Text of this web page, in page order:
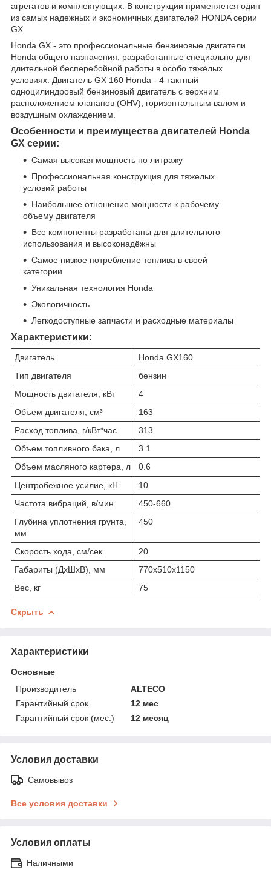
агрегатов и комплектующих. В конструкции применяется один
из самых надежных и экономичных двигателей HONDA серии
GX
Honda GX - это профессиональные бензиновые двигатели
Honda общего назначения, разработанные специально для
длительной бесперебойной работы в особо тяжёлых
условиях. Двигатель GX 160 Honda - 4-тактный
одноцилиндровый бензиновый двигатель с верхним
расположением клапанов (ОНV), горизонтальным валом и
воздушным охлаждением.
Особенности и преимущества двигателей Honda
GX серии:
Самая высокая мощность по литражу
Профессиональная конструкция для тяжелых
условий работы
Наибольшее отношение мощности к рабочему
объему двигателя
Все компоненты разработаны для длительного
использования и высоконадёжны
Самое низкое потребление топлива в своей
категории
Уникальная технология Honda
Экологичность
Легкодоступные запчасти и расходные материалы
Характеристики:
Двигатель
Honda GX160
Тип двигателя
бензин
Мощность двигателя, кВт
4
Объем двигателя, см³
163
Расход топлива, г/кВт*час
313
Объем топливного бака, л
3.1
Объем масляного картера, л
0.6
Центробежное усилие, кН
10
Частота вибраций, в/мин
450-660
Глубина уплотнения грунта,
мм
450
Скорость хода, см/сек
20
Габариты (ДxШxВ), мм
770x510x1150
Вес, кг
75
Скрыть
Характеристики
Основные
Производитель
ALTECO
Гарантийный срок
12 мес
Гарантийный срок (мес.)
12 месяц
Условия доставки
Самовывоз
Все условия доставки
Условия оплаты
Наличными